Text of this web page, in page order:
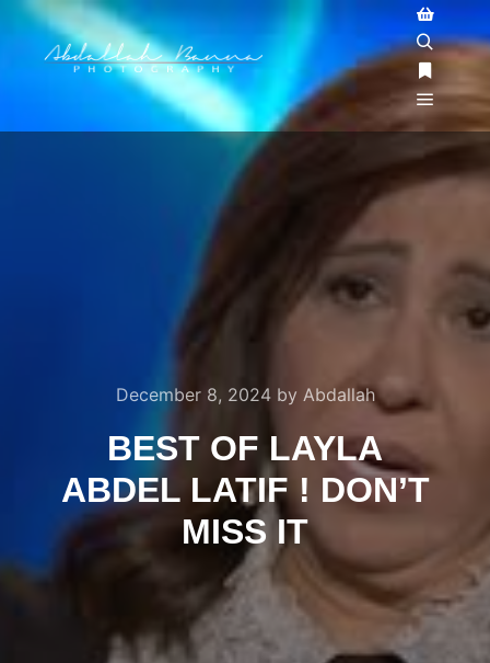
December 8, 2024by Abdallah
BEST OF LAYLA
ABDEL LATIF ! DON’T
MISS IT